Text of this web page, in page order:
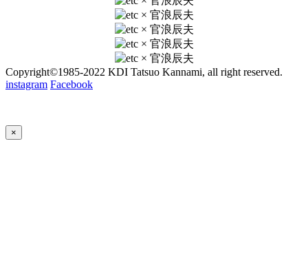
Copyright©1985-2022 KDI Tatsuo Kannami, all right reserved.
instagram Facebook
×